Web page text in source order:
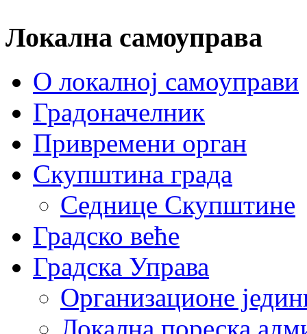
Локална самоуправа
О локалној самоуправи
Градоначелник
Привремени орган
Скупштина града
Седнице Скупштине
Градско веће
Градска Управа
Организационе